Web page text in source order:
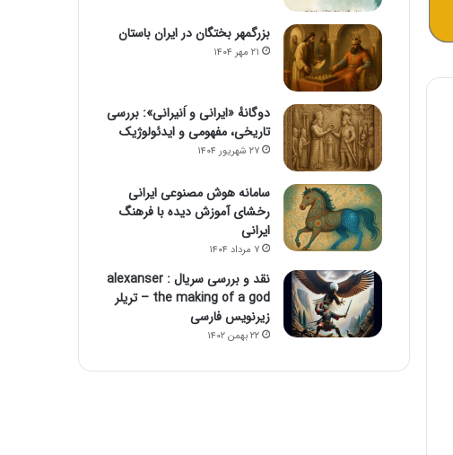
بزرگمهر بختگان در ایران باستان
۲۱ مهر ۱۴۰۴
دوگانهٔ «ایرانی و اَنیرانی»: بررسی
تاریخی، مفهومی و ایدئولوژیک
۲۷ شهریور ۱۴۰۴
سامانه هوش مصنوعی ایرانی
رخشای آموزش دیده با فرهنگ
ایرانی
۷ مرداد ۱۴۰۴
نقد و بررسی سریال alexanser :
the making of a god – تریلر
زیرنویس فارسی
۲۲ بهمن ۱۴۰۲